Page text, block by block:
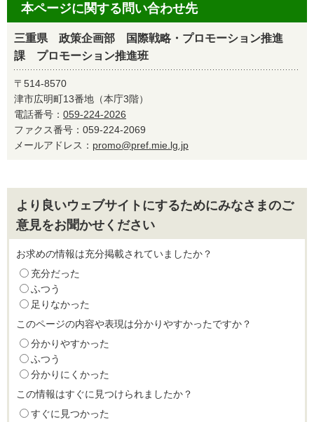
本ページに関する問い合わせ先
三重県 政策企画部 国際戦略・プロモーション推進
課 プロモーション推進班
〒514-8570
津市広明町13番地（本庁3階）
電話番号： 059-224-2026
ファクス番号：059-224-2069
メールアドレス： promo@pref.mie.lg.jp
より良いウェブサイトにするためにみなさまのご
意見をお聞かせください
お求めの情報は充分掲載されていましたか？
充分だった
ふつう
足りなかった
このページの内容や表現は分かりやすかったですか？
分かりやすかった
ふつう
分かりにくかった
この情報はすぐに見つけられましたか？
すぐに見つかった